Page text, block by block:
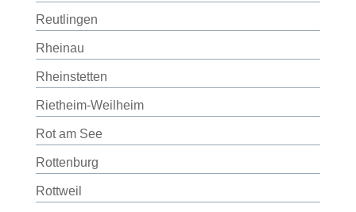
Reutlingen
Rheinau
Rheinstetten
Rietheim-Weilheim
Rot am See
Rottenburg
Rottweil